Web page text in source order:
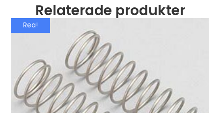
Relaterade produkter
Rea!